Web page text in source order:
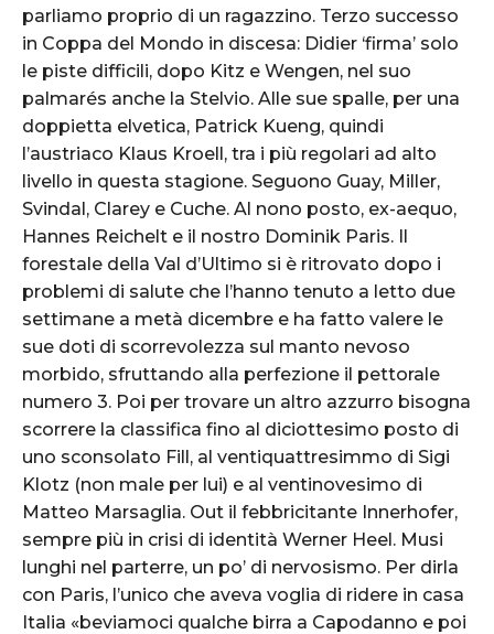
parliamo proprio di un ragazzino. Terzo successo
in Coppa del Mondo in discesa: Didier ‘firma’ solo
le piste difficili, dopo Kitz e Wengen, nel suo
palmarés anche la Stelvio. Alle sue spalle, per una
doppietta elvetica, Patrick Kueng, quindi
l’austriaco Klaus Kroell, tra i più regolari ad alto
livello in questa stagione. Seguono Guay, Miller,
Svindal, Clarey e Cuche. Al nono posto, ex-aequo,
Hannes Reichelt e il nostro Dominik Paris. Il
forestale della Val d’Ultimo si è ritrovato dopo i
problemi di salute che l’hanno tenuto a letto due
settimane a metà dicembre e ha fatto valere le
sue doti di scorrevolezza sul manto nevoso
morbido, sfruttando alla perfezione il pettorale
numero 3. Poi per trovare un altro azzurro bisogna
scorrere la classifica fino al diciottesimo posto di
uno sconsolato Fill, al ventiquattresimmo di Sigi
Klotz (non male per lui) e al ventinovesimo di
Matteo Marsaglia. Out il febbricitante Innerhofer,
sempre più in crisi di identità Werner Heel. Musi
lunghi nel parterre, un po’ di nervosismo. Per dirla
con Paris, l’unico che aveva voglia di ridere in casa
Italia «beviamoci qualche birra a Capodanno e poi